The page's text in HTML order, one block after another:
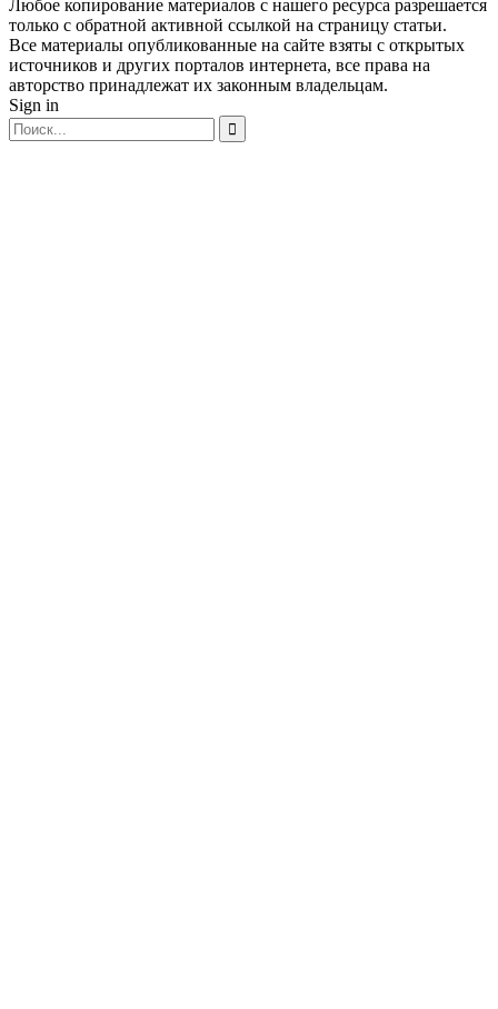
Любое копирование материалов с нашего ресурса разрешается
только с обратной активной ссылкой на страницу статьи.
Все материалы опубликованные на сайте взяты с открытых
источников и других порталов интернета, все права на
авторство принадлежат их законным владельцам.
Sign in